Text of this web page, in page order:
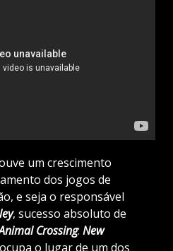
um crescimento
dos jogos de
e seja o responsável
, sucesso absoluto de
Crossing: New
o lugar de um dos